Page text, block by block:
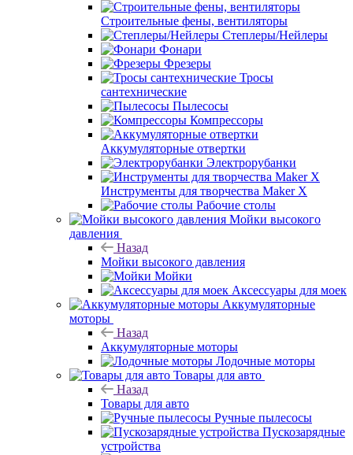
Строительные фены, вентиляторы
Степлеры/Нейлеры
Фонари
Фрезеры
Тросы
сантехнические
Пылесосы
Компрессоры
Аккумуляторные отвертки
Электрорубанки
Инструменты для творчества Maker X
Рабочие столы
Мойки высокого
давления
Назад
Мойки высокого давления
Мойки
Аксессуары для моек
Аккумуляторные
моторы
Назад
Аккумуляторные моторы
Лодочные моторы
Товары для авто
Назад
Товары для авто
Ручные пылесосы
Пускозарядные
устройства